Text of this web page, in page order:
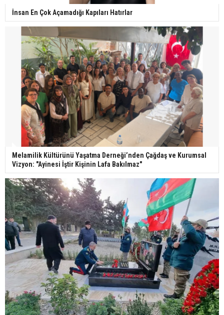
İnsan En Çok Açamadığı Kapıları Hatırlar
Melamilik Kültürünü Yaşatma Derneği’nden Çağdaş ve Kurumsal
Vizyon: "Ayinesi İştir Kişinin Lafa Bakılmaz"